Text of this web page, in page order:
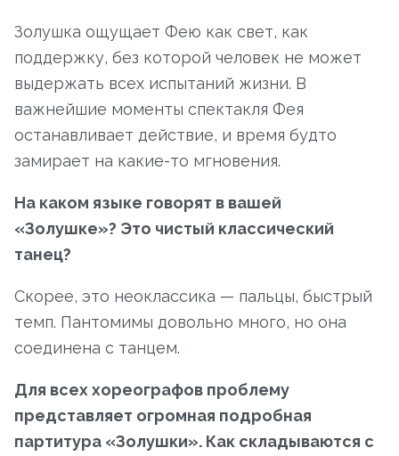
Золушка ощущает Фею как свет, как
поддержку, без которой человек не может
выдержать всех испытаний жизни. В
важнейшие моменты спектакля Фея
останавливает действие, и время будто
замирает на какие-то мгновения.
На каком языке говорят в вашей
«Золушке»? Это чистый классический
танец?
Скорее, это неоклассика — пальцы, быстрый
темп. Пантомимы довольно много, но она
соединена с танцем.
Для всех хореографов проблему
представляет огромная подробная
партитура «Золушки». Как складываются с